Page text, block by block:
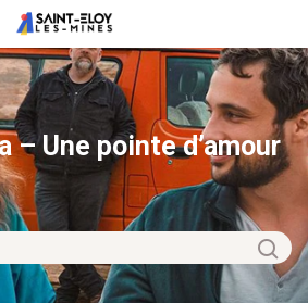
– Une pointe d’amour